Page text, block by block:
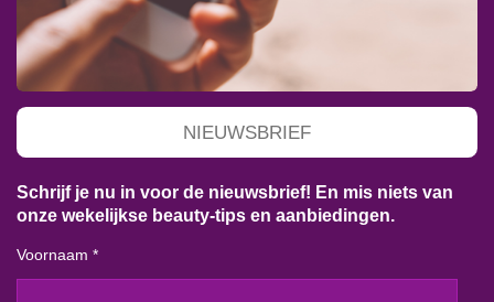
NIEUWSBRIEF
Schrijf je nu in voor de nieuwsbrief! En mis niets van
onze wekelijkse beauty-tips en aanbiedingen.
Voornaam *